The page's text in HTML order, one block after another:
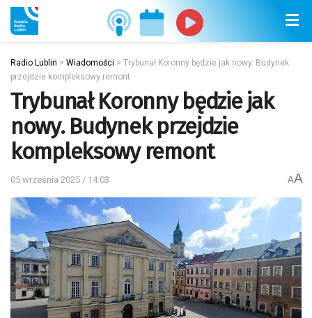
Radio Lublin > Wiadomości > Trybunał Koronny będzie jak nowy. Budynek
przejdzie kompleksowy remont
Trybunał Koronny będzie jak
nowy. Budynek przejdzie
kompleksowy remont
05 września 2025 / 14:03 AA